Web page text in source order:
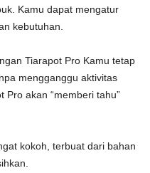
Kamu dapat mengatur
kebutuhan.
Tiarapot Pro Kamu tetap
mengganggu aktivitas
Pro akan “memberi tahu”
kokoh, terbuat dari bahan